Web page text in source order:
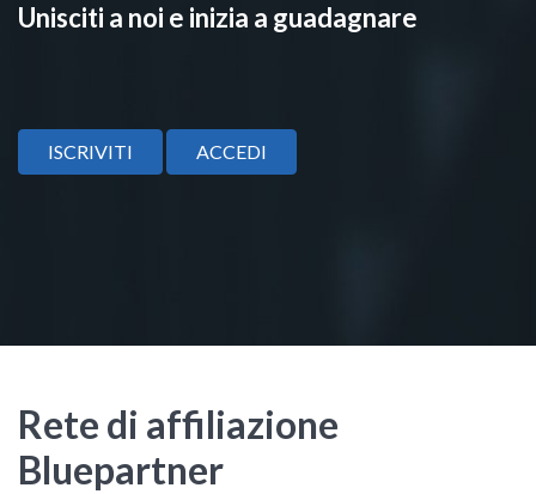
Unisciti a noi e inizia a guadagnare
ISCRIVITI ACCEDI
Rete di affiliazione
Bluepartner